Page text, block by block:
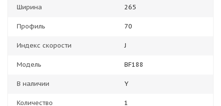
Ширина 265
Профиль 70
Индекс скорости J
Модель BF188
В наличии Y
Количество 1